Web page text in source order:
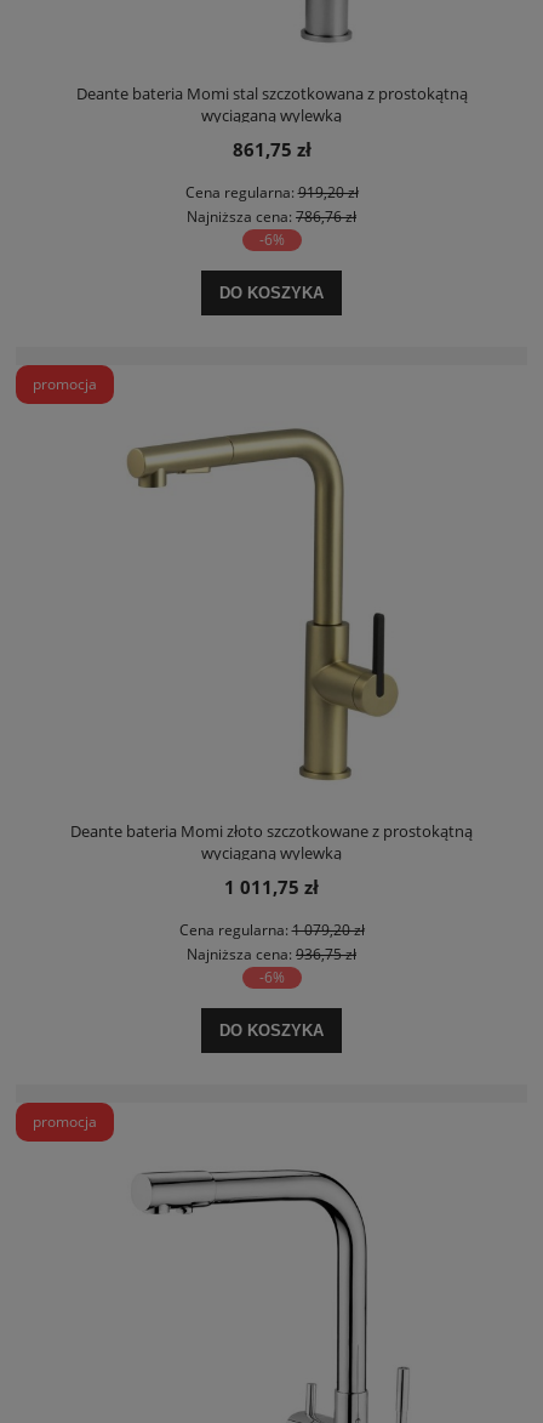
Deante bateria Momi stal szczotkowana z prostokątną
wyciąganą wylewką
861,75 zł
Cena regularna:919,20 zł
Najniższa cena: 786,76 zł
-6%
DO KOSZYKA
Deante bateria Momi złoto szczotkowane z prostokątną
wyciąganą wylewką
1 011,75 zł
Cena regularna:1 079,20 zł
Najniższa cena: 936,75 zł
-6%
DO KOSZYKA
promocja
promocja